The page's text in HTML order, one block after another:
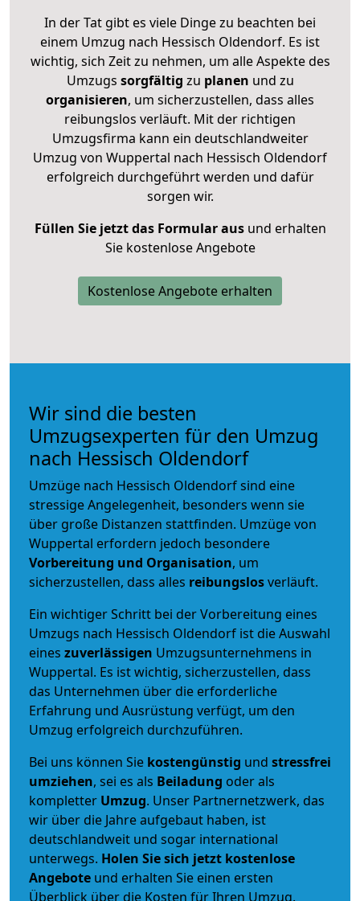
In der Tat gibt es viele Dinge zu beachten bei
einem Umzug nach Hessisch Oldendorf. Es ist
wichtig, sich Zeit zu nehmen, um alle Aspekte des
Umzugs sorgfältig zu planen und zu
organisieren, um sicherzustellen, dass alles
reibungslos verläuft. Mit der richtigen
Umzugsfirma kann ein deutschlandweiter
Umzug von Wuppertal nach Hessisch Oldendorf
erfolgreich durchgeführt werden und dafür
sorgen wir.
Füllen Sie jetzt das Formular ausund erhalten
Sie kostenlose Angebote
Kostenlose Angebote erhalten
Wir sind die besten
Umzugsexperten für den Umzug
nach Hessisch Oldendorf
Umzüge nach Hessisch Oldendorf sind eine
stressige Angelegenheit, besonders wenn sie
über große Distanzen stattfinden. Umzüge von
Wuppertal erfordern jedoch besondere
Vorbereitung und Organisation, um
sicherzustellen, dass alles reibungslosverläuft.
Ein wichtiger Schritt bei der Vorbereitung eines
Umzugs nach Hessisch Oldendorf ist die Auswahl
eines zuverlässigen Umzugsunternehmens in
Wuppertal. Es ist wichtig, sicherzustellen, dass
das Unternehmen über die erforderliche
Erfahrung und Ausrüstung verfügt, um den
Umzug erfolgreich durchzuführen.
Bei uns können Sie kostengünstig und stressfrei
umziehen, sei es als Beiladung oder als
kompletter Umzug. Unser Partnernetzwerk, das
wir über die Jahre aufgebaut haben, ist
deutschlandweit und sogar international
unterwegs. Holen Sie sich jetzt kostenlose
Angebote und erhalten Sie einen ersten
Überblick über die Kosten für Ihren Umzug.